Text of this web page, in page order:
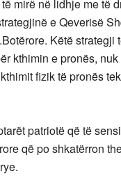
mirë në lidhje me të
e Qeverisë
Këtë
kthimin e pronës,
fizik të pronës
patriotë që të
që po shkatërron